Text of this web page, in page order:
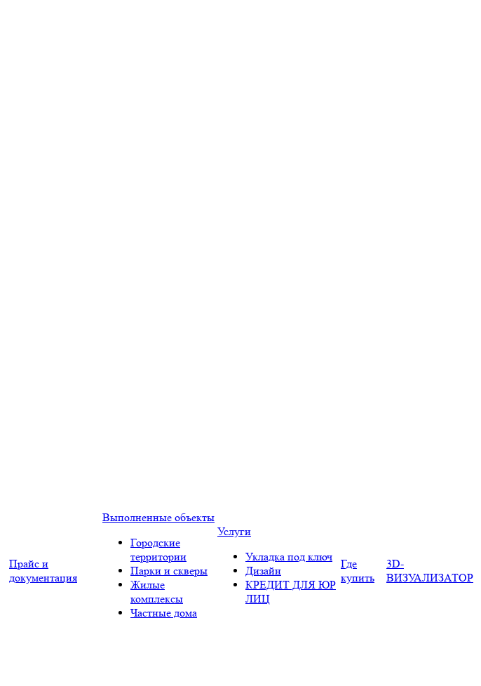
Прайс и
документация
Выполненные объекты
Городские
территории
Парки и скверы
Жилые
комплексы
Частные дома
Услуги
Укладка под ключ
Дизайн
КРЕДИТ ДЛЯ ЮР
ЛИЦ
Где
купить
3D-
ВИЗУАЛИЗАТОР